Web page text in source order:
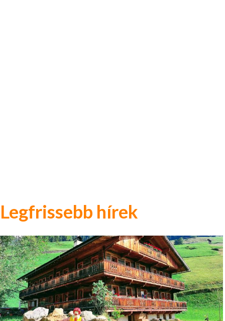
Legfrissebb hírek